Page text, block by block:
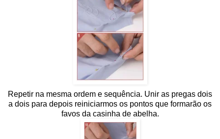
Repetir na mesma ordem e sequência. Unir as pregas dois
a dois para depois reiniciarmos os pontos que formarão os
favos da casinha de abelha.